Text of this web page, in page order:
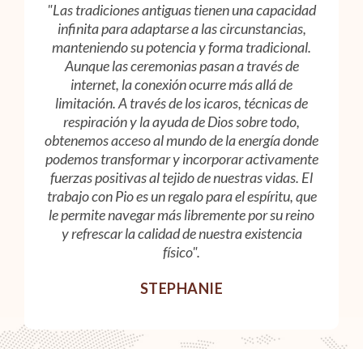
"Las tradiciones antiguas tienen una capacidad
infinita para adaptarse a las circunstancias,
manteniendo su potencia y forma tradicional.
Aunque las ceremonias pasan a través de
internet, la conexión ocurre más allá de
limitación. A través de los icaros, técnicas de
respiración y la ayuda de Dios sobre todo,
obtenemos acceso al mundo de la energía donde
podemos transformar y incorporar activamente
fuerzas positivas al tejido de nuestras vidas. El
trabajo con Pio es un regalo para el espíritu, que
le permite navegar más libremente por su reino
y refrescar la calidad de nuestra existencia
físico".
STEPHANIE